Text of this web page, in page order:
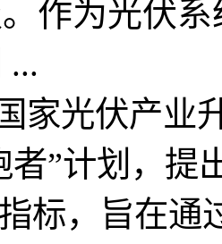
作为光伏
...
光伏产业升
者”计划，提
标，旨在通